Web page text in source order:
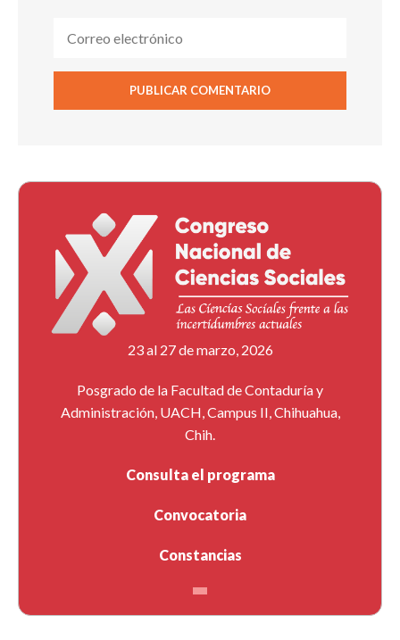
23 al 27 de marzo, 2026
Posgrado de la Facultad de Contaduría y
Administración, UACH, Campus II, Chihuahua,
Chih.
Consulta el programa
Convocatoria
Constancias